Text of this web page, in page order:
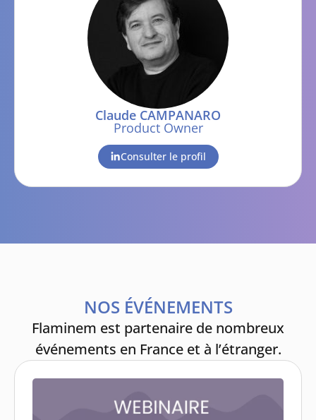
Claude CAMPANARO
Product Owner
Consulter le profil
NOS ÉVÉNEMENTS
Flaminem est partenaire de nombreux
événements en France et à l’étranger.